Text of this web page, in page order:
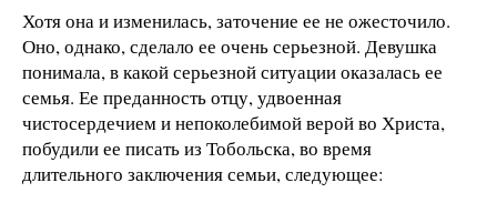
Хотя она и изменилась, заточение ее не ожесточило.
Оно, однако, сделало ее очень серьезной. Девушка
понимала, в какой серьезной ситуации оказалась ее
семья. Ее преданность отцу, удвоенная
чистосердечием и непоколебимой верой во Христа,
побудили ее писать из Тобольска, во время
длительного заключения семьи, следующее: